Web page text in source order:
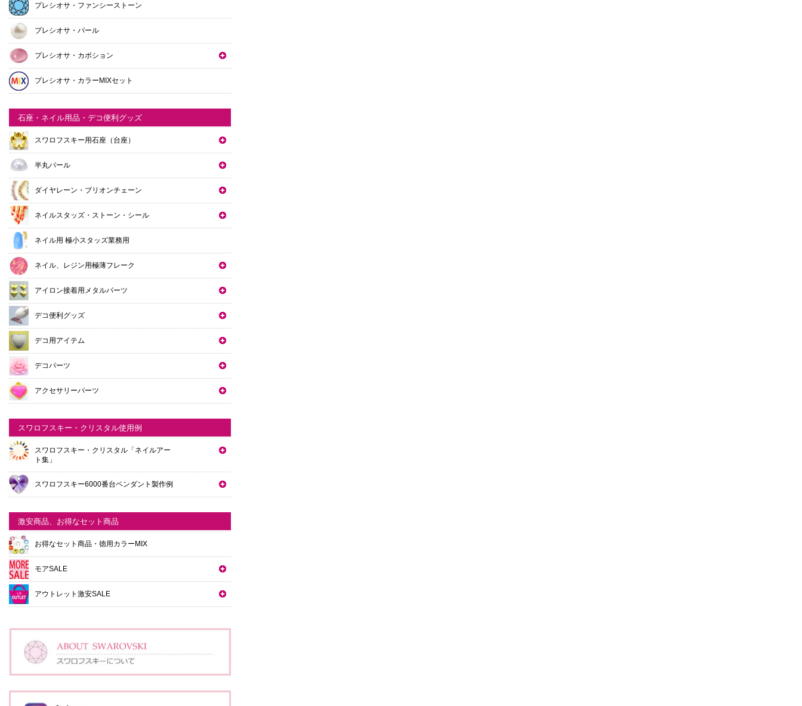
プレシオサ・ファンシーストーン
プレシオサ・パール
プレシオサ・カボション
プレシオサ・カラーMIXセット
石座・ネイル用品・デコ便利グッズ
スワロフスキー用石座（台座）
半丸パール
ダイヤレーン・ブリオンチェーン
ネイルスタッズ・ストーン・シール
ネイル用 極小スタッズ業務用
ネイル、レジン用極薄フレーク
アイロン接着用メタルパーツ
デコ便利グッズ
デコ用アイテム
デコパーツ
アクセサリーパーツ
スワロフスキー・クリスタル使用例
スワロフスキー・クリスタル「ネイルアー
ト集」
スワロフスキー6000番台ペンダント製作例
激安商品、お得なセット商品
お得なセット商品・徳用カラーMIX
モアSALE
アウトレット激安SALE